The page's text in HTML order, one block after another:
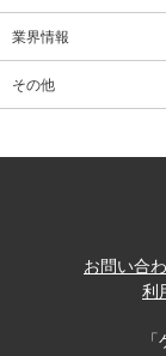
業界情報
その他
お問い合
利